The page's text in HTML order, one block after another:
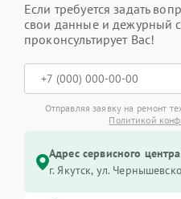
Если требуется задать
свои данные и дежурный
проконсультирует Вас!
Отправляя заявку на ремонт
Политикой
Адрес сервисного
г. Якутск, ул.